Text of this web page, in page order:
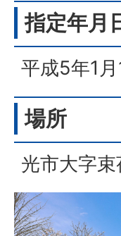
指定年月
平成5年1月
場所
光市大字